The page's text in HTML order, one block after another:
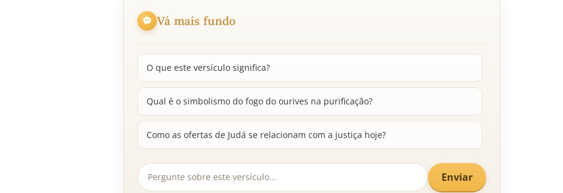
Vá mais fundo
O que este versículo significa?
Qual é o simbolismo do fogo do ourives na purificação?
Como as ofertas de Judá se relacionam com a justiça hoje?
Enviar